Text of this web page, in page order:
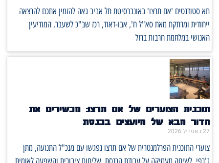
תא סטודנטים 'אם תרצו' באונברסיטת תל אביב גאה להזמין אתכם להרצאה
ייחודית ומרתקת מאת סא"ל ח', אבו-דאוד, רכז שב"כ לשעבר. המודיעין
האנושי במלחמת חרבות ברזל
תוכנית הצוערים של אם תרצו: מכשירים את
הדור הבא של היועצים בכנסת
27 באפריל 2026
צוערי התוכנית הפרלמנטרית של אם תרצו נפגשו עם מנכ"ל התנועה, מתן